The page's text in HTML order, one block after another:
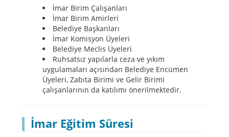
İmar Birim Çalışanları
İmar Birim Amirleri
Belediye Başkanları
İmar Komisyon Üyeleri
Belediye Meclis Üyeleri
Ruhsatsız yapılarla ceza ve yıkım
uygulamaları açısından Belediye Encümen
Üyeleri, Zabıta Birimi ve Gelir Birimi
çalışanlarının da katılımı önerilmektedir.
İmar Eğitim Süresi